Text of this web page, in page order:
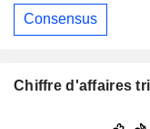
Consensus
Chiffre d'affaires